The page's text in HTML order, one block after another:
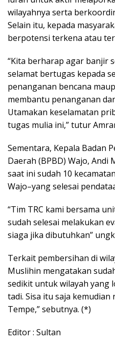
wilayahnya serta
Selain itu, kepada
berpotensi terkena atau
“Kita berharap agar banjir
selamat bertugas kepada
penanganan bencana
membantu penanganan
Utamakan keselamatan
tugas mulia ini,” tutur
Sementara, Kepala Badan
Daerah (BPBD) Wajo, Andi
saat ini sudah 10
Wajo–yang selesai
“Tim TRC kami bersama
sudah selesai melakukan
siaga jika dibutuhkan”
Terkait pembersihan di
Muslihin mengatakan
sedikit untuk wilayah yang
tadi. Sisa itu saja
Tempe,” sebutnya. (*)
Editor : Sultan